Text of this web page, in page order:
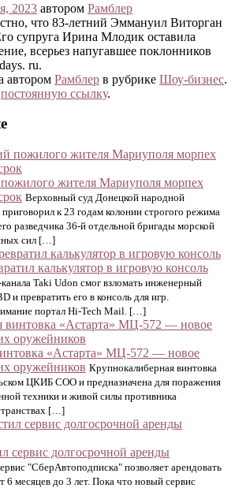
2023 автором Рамблер
что 83-летний Эммануил Виторган
супруга Ирина Млодик оставила
всерьез напугавшее поклонников
ru.
автором Рамблер в рубрике Шоу-бизнес.
постоянную ссылку.
жителя Мариуполя морпех
Верховный суд Донецкой народной
к 23 годам колонии строгого режима
разведчика 36-й отдельной бригады морской
сил […]
калькулятор в игровую консоль
Taki Udon смог взломать инженерный
и превратить его в консоль для игр.
портал Hi-Tech Mail. […]
«Астарта» МЦ-572 — новое
оружейников Крупнокалиберная винтовка
ЦКИБ СОО и предназначена для поражения
техники и живой силы противника
[…]
сервис долгосрочной аренды
"СберАвтоподписка" позволяет арендовать
6 месяцев до 3 лет. Пока что новый сервис